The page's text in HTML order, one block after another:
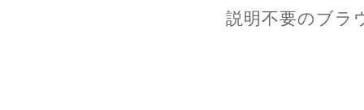
説明不要のブラ